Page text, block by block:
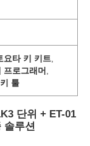
요타 키 키트
프로그래머
툴
단위 + ET-01
루션